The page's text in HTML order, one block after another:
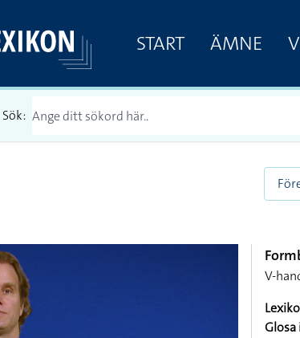
START ÄMNE
Sök:
V-
Glosa